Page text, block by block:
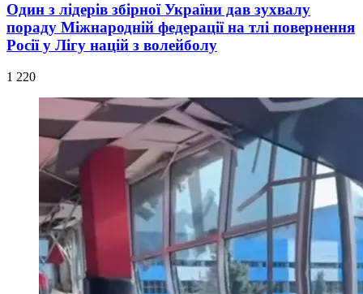
Один з лідерів збірної України дав зухвалу
пораду Міжнародній федерації на тлі повернення
Росії у Лігу націй з волейболу
1 220